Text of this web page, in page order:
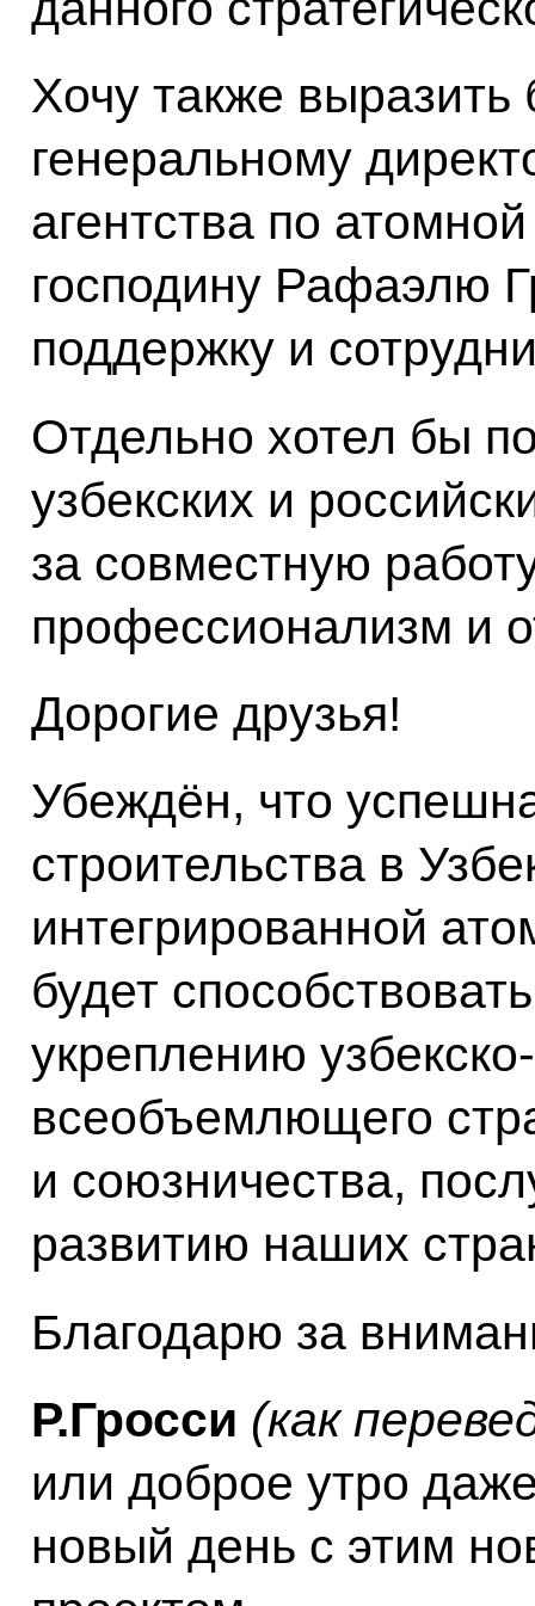
Хочу также выразить
генеральному
агентства по
господину Рафаэлю
поддержку и
Отдельно хотел бы
узбекских и
за совместную
профессионализм и
Дорогие друзья!
Убеждён, что
строительства в
интегрированной
будет
укреплению
всеобъемлющего
и союзничества,
развитию наших
Благодарю за
Р.Гросси (как
или доброе утро
новый день с этим